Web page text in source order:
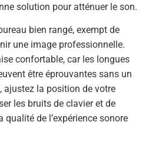
solution pour atténuer le son.
bien rangé, exempt de
une image professionnelle.
confortable, car les longues
être éprouvantes sans un
ajustez la position de votre
les bruits de clavier et de
de l’expérience sonore